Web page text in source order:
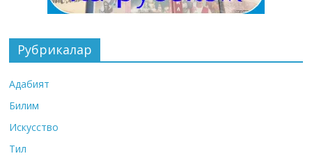
Рубрикалар
Адабият
Билим
Искусство
Тил